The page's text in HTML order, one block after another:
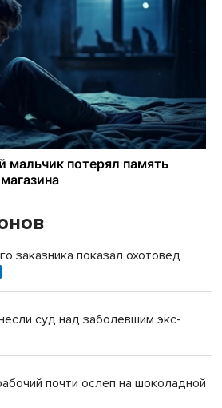
заказника показал охотовед
суд над заболевшим экс-
почти ослеп на шоколадной